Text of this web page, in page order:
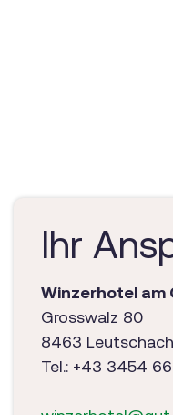
Ihr
Winzerhotel am
Grosswalz 80
8463
Tel.: +43 3454